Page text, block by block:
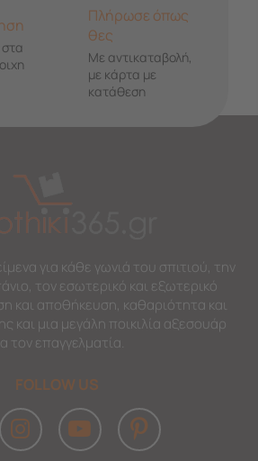
Πλήρωσε όπως
θες
Με αντικαταβολή,
με κάρτα με
κατάθεση
για κάθε γωνιά του σπιτιού, την
τον εσωτερικό και εξωτερικό
και αποθήκευση, καθαριότητα και
και μια μεγάλη ποικιλία αξεσουάρ
τον επαγγελματία.
FOLLOW US